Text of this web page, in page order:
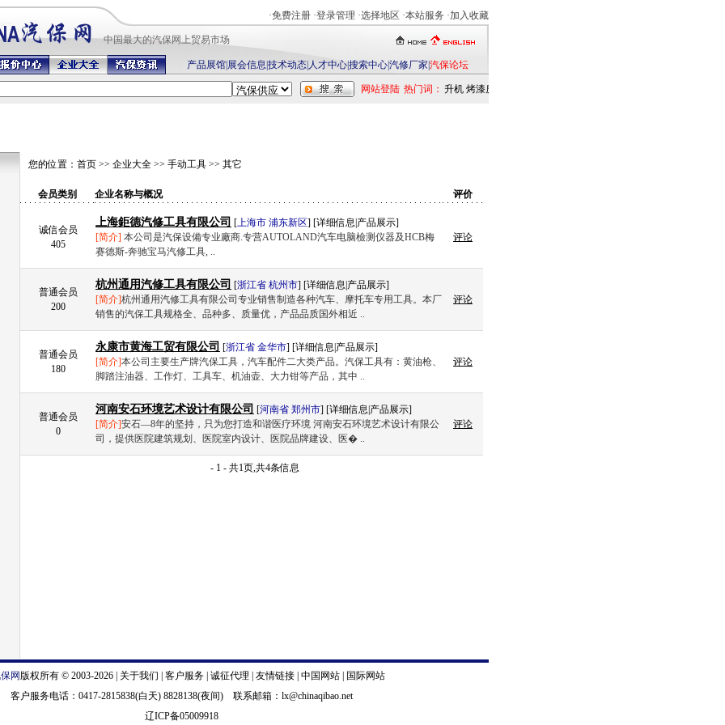
中国最
·免费注册 ·登录管理 ·选择地区 ·本站服务 ·加入收藏
大的汽保网上贸易市场
产品展馆| 展会信息 技术动态| 人才中心|搜索中心|汽修厂家 汽保论坛
网站登陆 热门词：举升机 烤漆房
您的位置： 首页 >> 企业大全 >> 手动工具 >> 其它
会员类别 企业名称与概况 评价
诚信会员
405
上海鉅德汽修工具有限公司 [上海市 浦东新区] [详细信息 产品展示]
[简介] 本公司是汽保设備专业廠商.专营AUTOLAND汽车电脑檢测仪器及HCB梅
赛德斯-奔驰宝马汽修工具, ..
评论
普通会员
200
杭州通用汽修工具有限公司 [浙江省 杭州市] [详细信息 产品展示]
[简介]杭州通用汽修工具有限公司专业销售制造各种汽车、摩托车专用工具。本厂
销售的汽保工具规格全、品种多、质量优，产品品质国外相近 ..
评论
普通会员
180
永康市黄海工贸有限公司 [浙江省 金华市] [详细信息 产品展示]
[简介]本公司主要生产牌汽保工具，汽车配件二大类产品。汽保工具有：黄油枪、
脚踏注油器、工作灯、工具车、机油壶、大力钳等产品，其中 ..
评论
普通会员
0
河南安石环境艺术设计有限公司 [河南省 郑州市] [详细信息 产品展示]
[简介]安石—8年的坚持，只为您打造和谐医疗环境 河南安石环境艺术设计有限公
司，提供医院建筑规划、医院室内设计、医院品牌建设、医� ..
评论
- 1 - 共1页,共4条信息
网版权所有 © 2003-2026 | 关于我们 客户服务 诚征代理 友情链接 中国网站
国际网站
客户服务电话：0417-2815838(白天) 8828138(夜间) 联系邮箱： lx@chinaqibao.net
辽ICP备05009918